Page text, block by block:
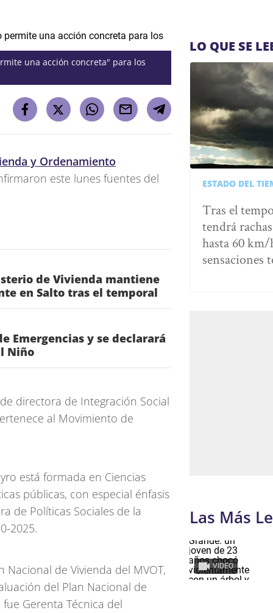
una acción concreta" para los
y Ordenamiento
este lunes fuentes del
de Vivienda mantiene
en Salto tras el temporal
Emergencias y se declarará
Niño
directora de Integración Social
al Movimiento de
está formada en Ciencias
públicas, con especial énfasis
de Políticas Sociales de la
2025.
de Vivienda del MVOT,
del Plan Nacional de
Gerenta Técnica del
LO QUE SE
ESTADO DEL
Tras el
tendrá
hasta 60 km/
sensaciones
Las Más
VIDEO